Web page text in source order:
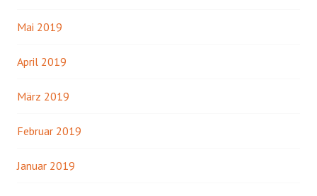
Mai 2019
April 2019
März 2019
Februar 2019
Januar 2019